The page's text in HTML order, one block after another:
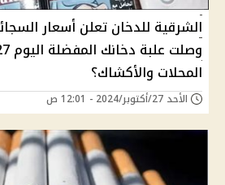
الشرقية للدخان تعلن أسعار
المحلات والأكشاك؟
الأحد 27/أكتوبر/2024 - 12:01 ص